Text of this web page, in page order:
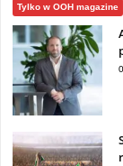
Tylko w OOH magazine